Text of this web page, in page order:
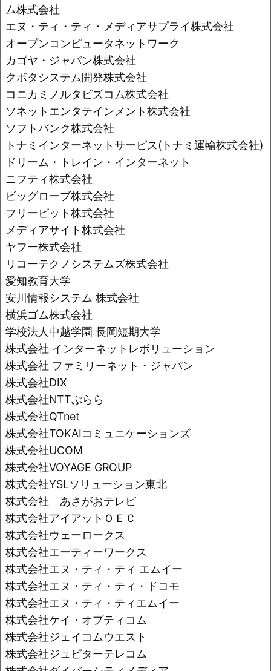
ム株式会社
エヌ・ティ・ティ・メディアサプライ株式会社
オープンコンピュータネットワーク
カゴヤ・ジャパン株式会社
クボタシステム開発株式会社
コニカミノルタビズコム株式会社
ソネットエンタテインメント株式会社
ソフトバンク株式会社
トナミインターネットサービス(トナミ運輸株式会社)
ドリーム・トレイン・インターネット
ニフティ株式会社
ビッグローブ株式会社
フリービット株式会社
メディアサイト株式会社
ヤフー株式会社
リコーテクノシステムズ株式会社
愛知教育大学
安川情報システム 株式会社
横浜ゴム株式会社
学校法人中越学園 長岡短期大学
株式会社 インターネットレボリューション
株式会社 ファミリーネット・ジャパン
株式会社DIX
株式会社NTTぷらら
株式会社QTnet
株式会社TOKAIコミュニケーションズ
株式会社UCOM
株式会社VOYAGE GROUP
株式会社YSLソリューション東北
株式会社 あさがおテレビ
株式会社アイアットＯＥＣ
株式会社ウェーロークス
株式会社エーティーワークス
株式会社エヌ・ティ・ティ エムイー
株式会社エヌ・ティ・ティ・ドコモ
株式会社エヌ・ティ・ティエムイー
株式会社ケイ・オプティコム
株式会社ジェイコムウエスト
株式会社ジュピターテレコム